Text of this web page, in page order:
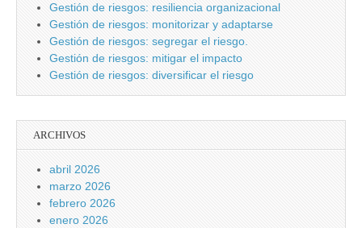
Gestión de riesgos: resiliencia organizacional
Gestión de riesgos: monitorizar y adaptarse
Gestión de riesgos: segregar el riesgo.
Gestión de riesgos: mitigar el impacto
Gestión de riesgos: diversificar el riesgo
ARCHIVOS
abril 2026
marzo 2026
febrero 2026
enero 2026